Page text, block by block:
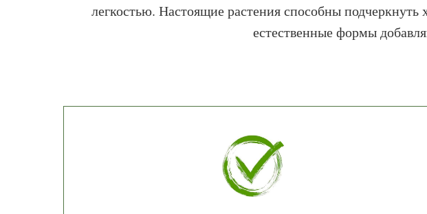
легкостью. Настоящие растения способны подчеркнуть
естественные формы